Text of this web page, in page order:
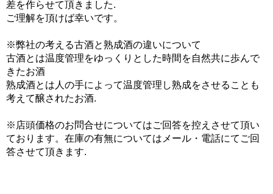
差を作らせて頂きました.
ご理解を頂けば幸いです。
※弊社の考える古酒と熟成酒の違いについて
古酒とは温度管理をゆっくりとした時間を自然共に歩んで
きたお酒
熟成酒とは人の手によって温度管理し熟成をさせることも
考えて醸されたお酒.
※店頭価格のお問合せについてはご回答を控えさせて頂い
ております。在庫の有無についてはメール・電話にてご回
答させて頂きます.